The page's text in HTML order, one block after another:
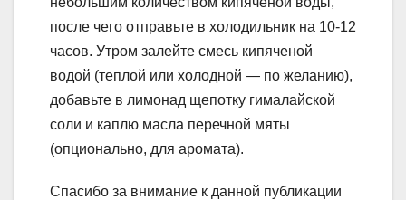
после чего отправьте в холодильник на 10-12
часов. Утром залейте смесь кипяченой
водой (теплой или холодной — по желанию),
добавьте в лимонад щепотку гималайской
соли и каплю масла перечной мяты
(опционально, для аромата).
Спасибо за внимание к данной публикации